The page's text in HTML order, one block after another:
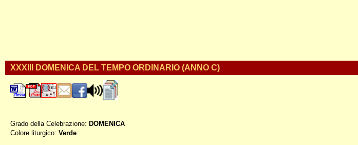
XXXIII DOMENICA DEL TEMPO ORDINARIO (ANNO C)
Grado della Celebrazione: DOMENICA
Colore liturgico: Verde